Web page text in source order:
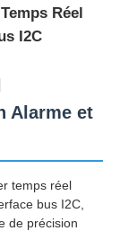
Réel
I2C
Alarme et
temps réel
bus I2C,
de précision